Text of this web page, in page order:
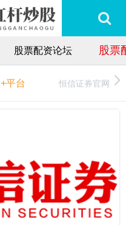
股票配资论坛 股票
+平台 恒信证券官网